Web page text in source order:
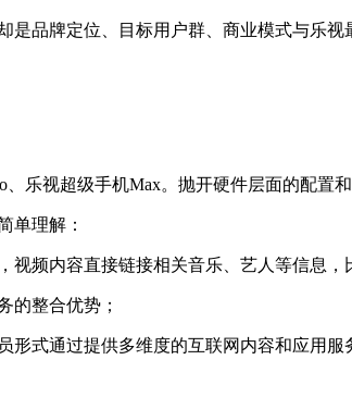
品牌定位、目标用户群、商业模式与乐视
乐视超级手机Max。抛开硬件层面的配置
单理解：
频内容直接链接相关音乐、艺人等信息
的整合优势；
式通过提供多维度的互联网内容和应用服